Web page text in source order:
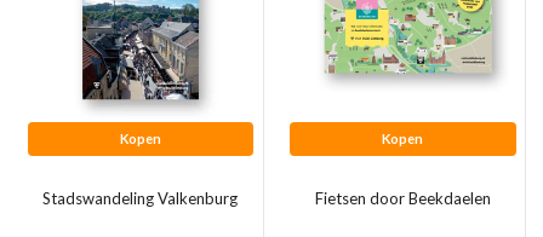
Kopen
Stadswandeling Valkenburg
Kopen
Fietsen door Beekdaelen